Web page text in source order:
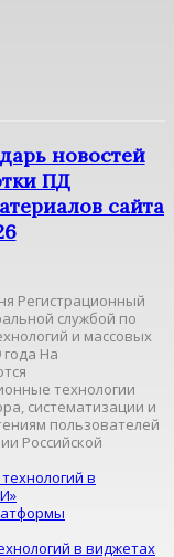
новостей
ПД
сайта
Регистрационный
службой по
и массовых
На
технологии
систематизации и
пользователей
Российской
в
в виджетах